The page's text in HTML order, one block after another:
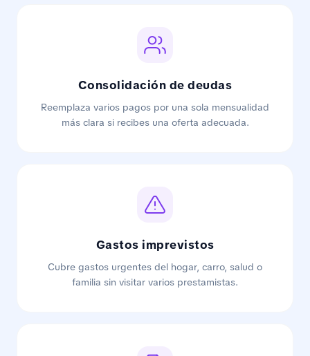
Consolidación de deudas
Reemplaza varios pagos por una sola mensualidad
más clara si recibes una oferta adecuada.
Gastos imprevistos
Cubre gastos urgentes del hogar, carro, salud o
familia sin visitar varios prestamistas.